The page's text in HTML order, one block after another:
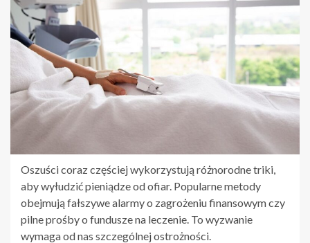
Oszuści coraz częściej wykorzystują różnorodne triki,
aby wyłudzić pieniądze od ofiar. Popularne metody
obejmują fałszywe alarmy o zagrożeniu finansowym czy
pilne prośby o fundusze na leczenie. To wyzwanie
wymaga od nas szczególnej ostrożności.